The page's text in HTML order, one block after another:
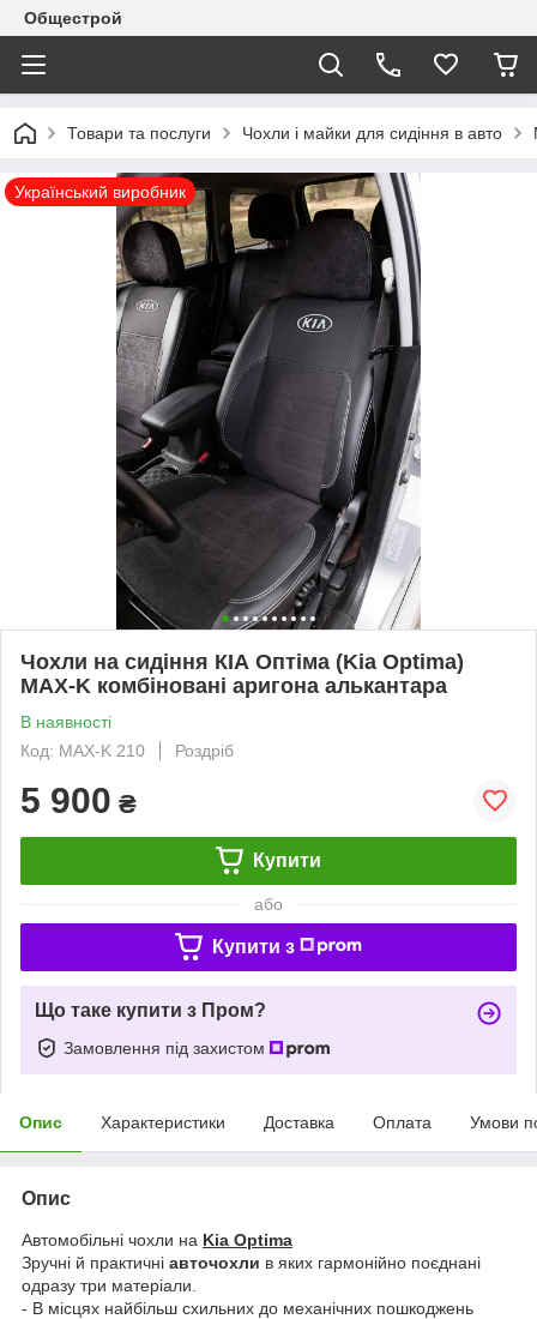
Общестрой
Товари та послуги Чохли і майки для сидіння в авто
Український виробник
Чохли на сидіння КІА Оптіма (Kia Optima)
MAX-K комбіновані аригона алькантара
В наявності
Код: MAX-K 210
Роздріб
5 900 ₴
Купити
або
Купити з
Що таке купити з Пром?
Замовлення під захистом
Опис Характеристики Доставка Оплата Умови
Опис
Автомобільні чохли на Kia Optima
Зручні й практичні авточохли в яких гармонійно поєднані
одразу три матеріали.
- В місцях найбільш схильних до механічних пошкоджень